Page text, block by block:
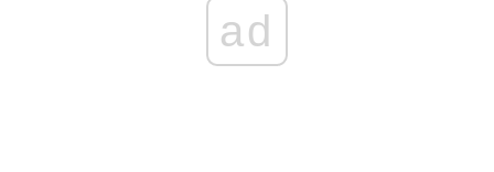
ad